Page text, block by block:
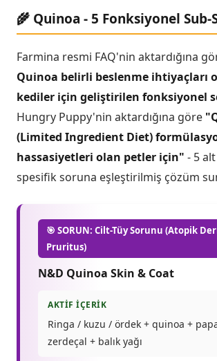
🌾 Quinoa - 5 Fonksiyonel Sub-
Farmina resmi FAQ'nin aktardığına
Quinoa belirli beslenme ihtiyaçları
kediler için geliştirilen fonksiyonel
Hungry Puppy'nin aktardığına göre
(Limited Ingredient Diet)
hassasiyetleri olan petler için" - 5
spesifik soruna eşleştirilmiş çözüm
🎯 SORUN: Cilt-Tüy Sorunu (Atopik
Pruritus)
N&D Quinoa Skin & Coat
AKTIF İÇERIK
Ringa / kuzu / ördek + quinoa +
zerdeçal + balık yağı